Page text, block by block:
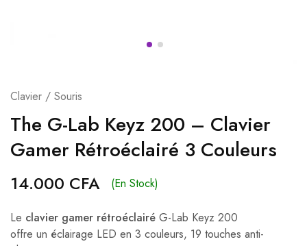
Clavier / Souris
The G-Lab Keyz 200 – Clavier
Gamer Rétroéclairé 3 Couleurs
14.000 CFA (En Stock)
Le clavier gamer rétroéclairé G-Lab Keyz 200
offre un éclairage LED en 3 couleurs, 19 touches anti-